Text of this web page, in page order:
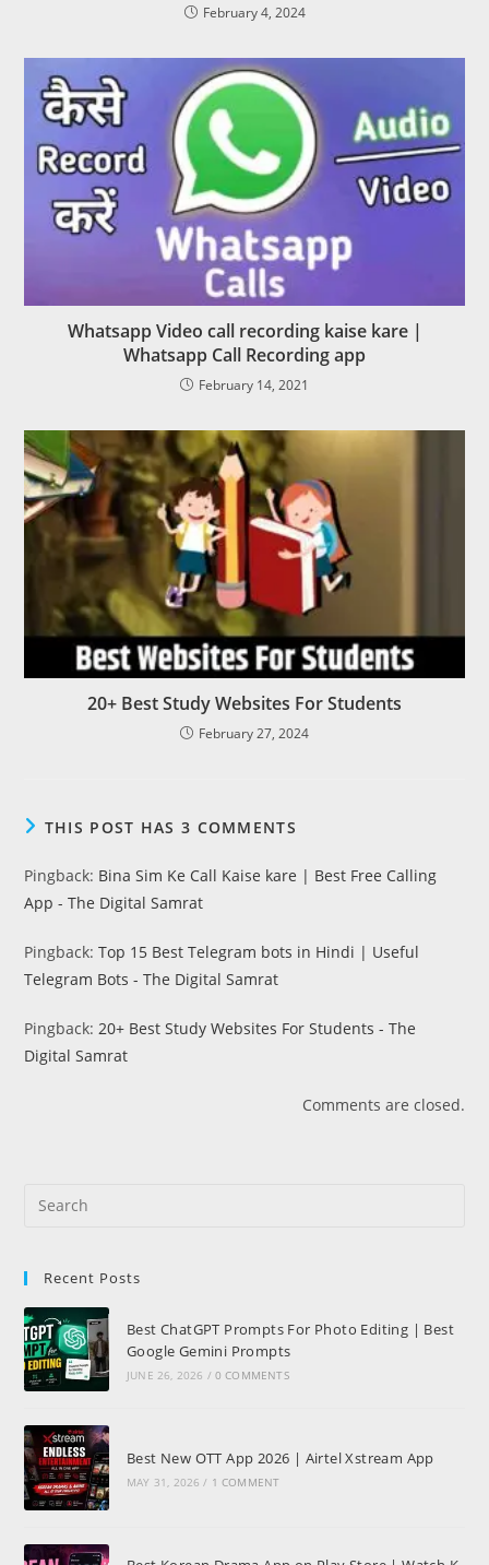
February 4, 2024
Whatsapp Video call recording kaise kare |
Whatsapp Call Recording app
February 14, 2021
20+ Best Study Websites For Students
February 27, 2024
THIS POST HAS 3 COMMENTS
Pingback: Bina Sim Ke Call Kaise kare | Best Free Calling
App - The Digital Samrat
Pingback:Top 15 Best Telegram bots in Hindi | Useful
Telegram Bots - The Digital Samrat
Pingback:20+ Best Study Websites For Students - The
Digital Samrat
Comments are closed.
Recent Posts
Best ChatGPT Prompts For Photo Editing | Best
Google Gemini Prompts
JUNE 26, 2026 / 0 COMMENTS
Best New OTT App 2026 | Airtel Xstream App
MAY 31, 2026 / 1 COMMENT